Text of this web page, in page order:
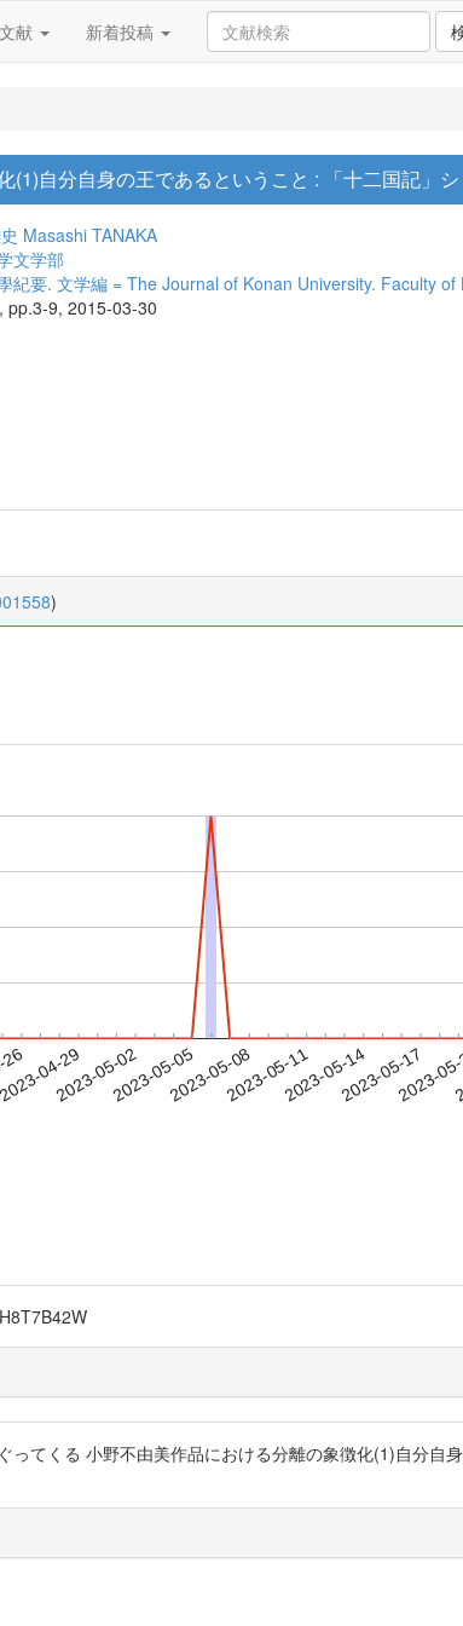
献 新着投稿
自分自身の王であるということ : 「十二国記」シ
Masashi TANAKA
文学部
紀要. 文学編 = The Journal of Konan University. Faculty of
pp.3-9, 2015-03-30
)
04-29
2023-05-022023-05-052023-05-082023-05-112023-05-142023-05-17
2023-
てくる 小野不由美作品における分離の象徴化(1)自分自